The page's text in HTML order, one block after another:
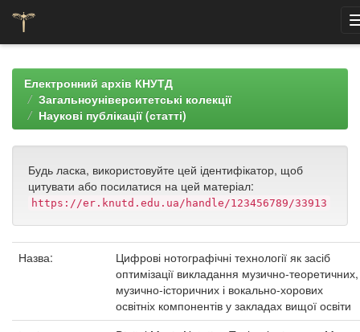
navigationЕлектронний архів КНУТД
Загальноуніверситетські колекції
Наукові публікації (статті)
Будь ласка, використовуйте цей ідентифікатор, щоб
цитувати або посилатися на цей матеріал:
https://er.knutd.edu.ua/handle/123456789/33913
Назва:
Цифрові нотографічні технології як засіб
оптимізації викладання музично-теоретичних,
музично-історичних і вокально-хорових
освітніх компонентів у закладах вищої освіти